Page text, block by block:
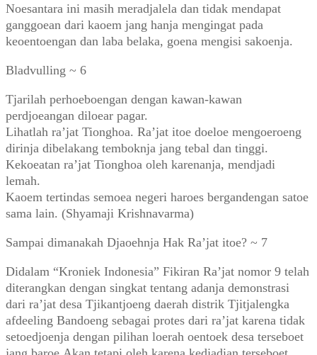
Noesantara ini masih meradjalela dan tidak mendapat
ganggoean dari kaoem jang hanja mengingat pada
keoentoengan dan laba belaka, goena mengisi sakoenja.
Bladvulling ~ 6
Tjarilah perhoeboengan dengan kawan-kawan
perdjoeangan diloear pagar.
Lihatlah ra’jat Tionghoa. Ra’jat itoe doeloe mengoeroeng
dirinja dibelakang temboknja jang tebal dan tinggi.
Kekoeatan ra’jat Tionghoa oleh karenanja, mendjadi
lemah.
Kaoem tertindas semoea negeri haroes bergandengan satoe
sama lain. (Shyamaji Krishnavarma)
Sampai dimanakah Djaoehnja Hak Ra’jat itoe? ~ 7
Didalam “Kroniek Indonesia” Fikiran Ra’jat nomor 9 telah
diterangkan dengan singkat tentang adanja demonstrasi
dari ra’jat desa Tjikantjoeng daerah distrik Tjitjalengka
afdeeling Bandoeng sebagai protes dari ra’jat karena tidak
setoedjoenja dengan pilihan loerah oentoek desa terseboet